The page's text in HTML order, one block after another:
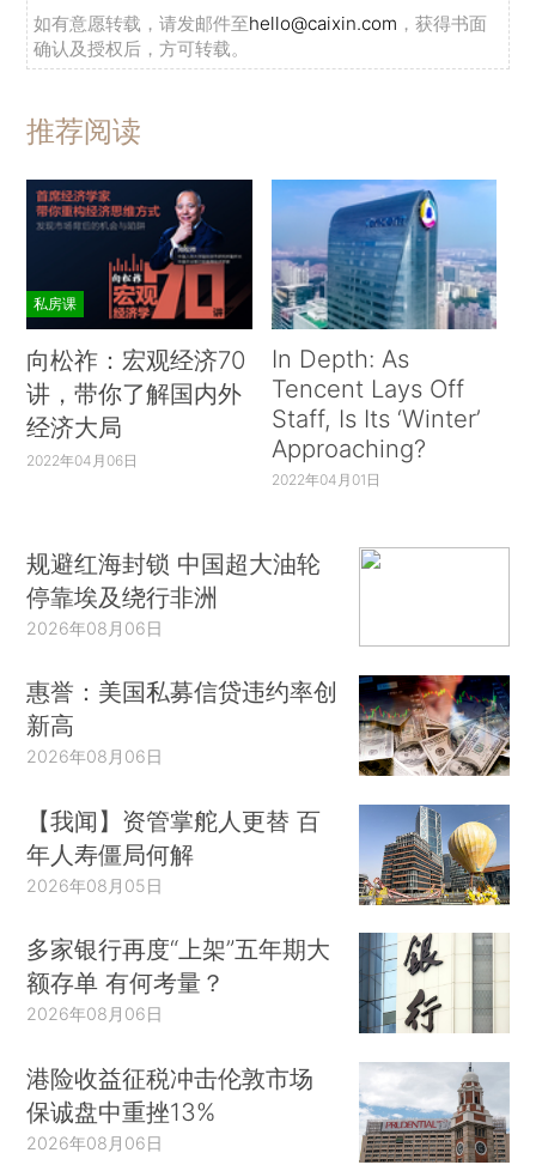
如有意愿转载，请发邮件至hello@caixin.com ，获得书面
确认及授权后，方可转载。
推荐阅读
私房课
向松祚：宏观经济70
讲，带你了解国内外
经济大局
2022年04月06日
In Depth: As
Tencent Lays Off
Staff, Is Its ‘Winter’
Approaching?
2022年04月01日
规避红海封锁 中国超大油轮
停靠埃及绕行非洲
2026年08月06日
惠誉：美国私募信贷违约率创
新高
2026年08月06日
【我闻】资管掌舵人更替 百
年人寿僵局何解
2026年08月05日
多家银行再度“上架”五年期大
额存单 有何考量？
2026年08月06日
港险收益征税冲击伦敦市场
保诚盘中重挫13%
2026年08月06日